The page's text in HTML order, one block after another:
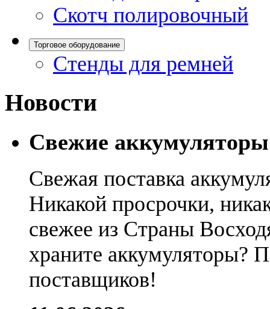
Скотч полировочный
Торговое оборудование
Стенды для ремней
Новости
Свежие
Свежая поставка
Никакой просрочки,
свежее из Страны
храните аккумуляторы?
поставщиков!